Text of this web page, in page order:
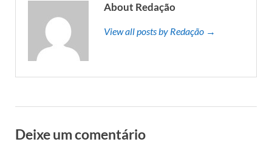
About Redação
View all posts by Redação →
Deixe um comentário